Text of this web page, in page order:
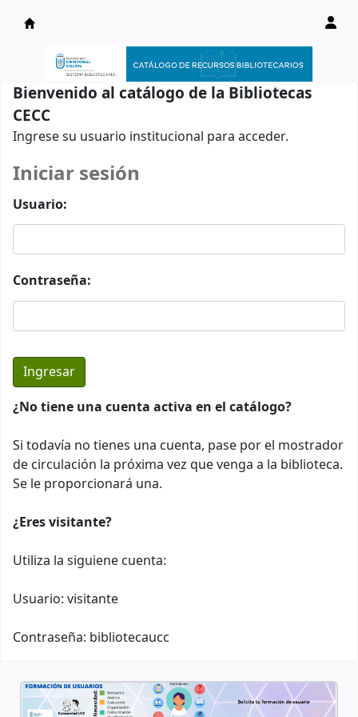
Catálogo en línea
Bienvenido al catálogo de la Bibliotecas
CECC
Ingrese su usuario institucional para acceder.
Iniciar sesión
Usuario:
Contraseña:
¿No tiene una cuenta activa en el catálogo?
Si todavía no tienes una cuenta, pase por el mostrador
de circulación la próxima vez que venga a la biblioteca.
Se le proporcionará una.
¿Eres visitante?
Utiliza la siguiene cuenta:
Usuario: visitante
Contraseña: bibliotecaucc